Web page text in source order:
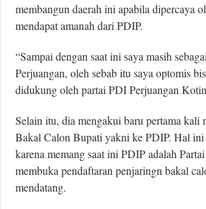
membangun daerah ini apabila dipercaya
mendapat amanah dari PDIP.
“Sampai dengan saat ini saya masih
Perjuangan, oleh sebab itu saya optomis
didukung oleh partai PDI Perjuangan
Selain itu, dia mengakui baru pertama kali
Bakal Calon Bupati yakni ke PDIP. Hal ini
karena memang saat ini PDIP adalah
membuka pendaftaran penjaringn bakal
mendatang.